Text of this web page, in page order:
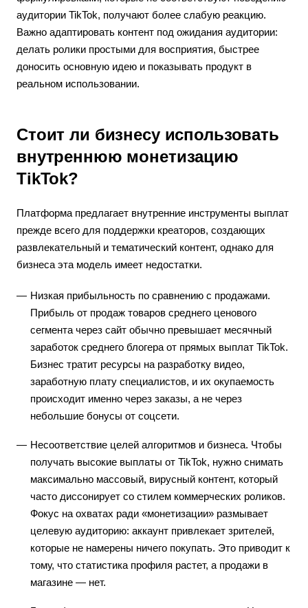
аудитории TikTok, получают более слабую реакцию.
Важно адаптировать контент под ожидания аудитории:
делать ролики простыми для восприятия, быстрее
доносить основную идею и показывать продукт в
реальном использовании.
Стоит ли бизнесу использовать
внутреннюю монетизацию
TikTok?
Платформа предлагает внутренние инструменты выплат
прежде всего для поддержки креаторов, создающих
развлекательный и тематический контент, однако для
бизнеса эта модель имеет недостатки.
Низкая прибыльность по сравнению с продажами.
Прибыль от продаж товаров среднего ценового
сегмента через сайт обычно превышает месячный
заработок среднего блогера от прямых выплат TikTok.
Бизнес тратит ресурсы на разработку видео,
заработную плату специалистов, и их окупаемость
происходит именно через заказы, а не через
небольшие бонусы от соцсети.
Несоответствие целей алгоритмов и бизнеса. Чтобы
получать высокие выплаты от TikTok, нужно снимать
максимально массовый, вирусный контент, который
часто диссонирует со стилем коммерческих роликов.
Фокус на охватах ради «монетизации» размывает
целевую аудиторию: аккаунт привлекает зрителей,
которые не намерены ничего покупать. Это приводит к
тому, что статистика профиля растет, а продажи в
магазине — нет.